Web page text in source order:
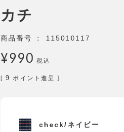
カチ
商品番号 115010117
¥990 税込
[ 9 ポイント進呈 ]
check/ネイビー